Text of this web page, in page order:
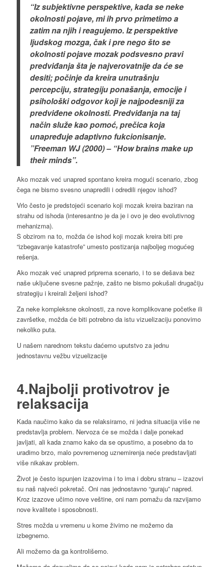
“Iz subjektivne perspektive, kada se neke
okolnosti pojave, mi ih prvo primetimo a
zatim na njih i reagujemo. Iz perspektive
ljudskog mozga, čak i pre nego što se
okolnosti pojave mozak podsvesno pravi
predviđanja šta je najverovatnije da će se
desiti; počinje da kreira unutrašnju
percepciju, strategiju ponašanja, emocije i
psihološki odgovor koji je najpodesniji za
predviđene okolnosti. Predviđanja na taj
način služe kao pomoć, prečica koja
unapređuje adaptivno fukcionisanje.
”Freeman WJ (2000) – “How brains make up
their minds”.
Ako mozak već unapred spontano kreira mogući scenario, zbog
čega ne bismo svesno unapredili i odredili njegov ishod?
Vrlo često je predstojeći scenario koji mozak kreira baziran na
strahu od ishoda (interesantno je da je i ovo je deo evolutivnog
mehanizma).
S obzirom na to, možda će ishod koji mozak kreira biti pre
“izbegavanje katastrofe” umesto postizanja najboljeg mogućeg
rešenja.
Ako mozak već unapred priprema scenario, i to se dešava bez
naše uključene svesne pažnje, zašto ne bismo pokušali drugačiju
strategiju i kreirali željeni ishod?
Za neke kompleksne okolnosti, za nove komplikovane početke ili
završetke, možda će biti potrebno da istu vizuelizaciju ponovimo
nekoliko puta.
U našem narednom tekstu daćemo uputstvo za jednu
jednostavnu vežbu vizuelizacije
4.Najbolji protivotrov je
relaksacija
Kada naučimo kako da se relaksiramo, ni jedna situacija više ne
predstavlja problem. Nervoza će se možda i dalje ponekad
javljati, ali kada znamo kako da se opustimo, a posebno da to
uradimo brzo, malo povremenog uznemirenja neće predstavljati
više nikakav problem.
Život je često ispunjen izazovima i to ima i dobru stranu – izazovi
su naš najveći pokretač. Oni nas jednostavno “guraju” napred.
Kroz izazove učimo nove veštine, oni nam pomažu da razvijamo
nove kvalitete i sposobnosti.
Stres možda u vremenu u kome živimo ne možemo da
izbegnemo.
Ali možemo da ga kontrolišemo.